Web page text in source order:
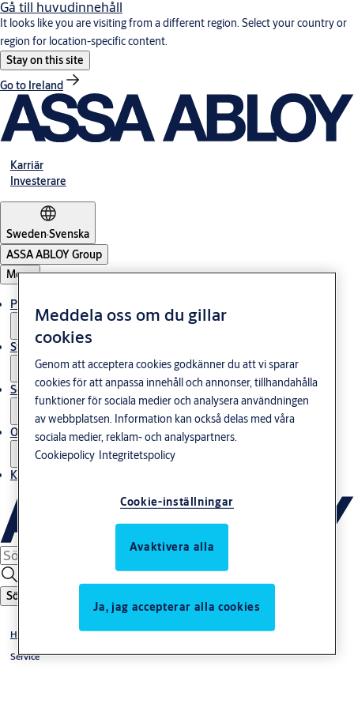
Gå till huvudinnehåll
It looks like you are visiting from a different region. Select your country or
region for location-specific content.
Stay on this site
Go to Ireland
Karriär
Investerare
Sweden·Svenska
ASSA ABLOY Group
Meny
Produkter och lösningar
Stories
Service
Om oss
Kontakta oss
Sök
Hem
Service
Meddela oss om du gillar
cookies
Genom att acceptera cookies godkänner du att vi sparar
cookies för att anpassa innehåll och annonser, tillhandahålla
funktioner för sociala medier och analysera användningen
av webbplatsen. Information kan också delas med våra
sociala medier, reklam- och analyspartners.
Cookiepolicy Integritetspolicy
Cookie-inställningar
Avaktivera alla
Ja, jag accepterar alla cookies